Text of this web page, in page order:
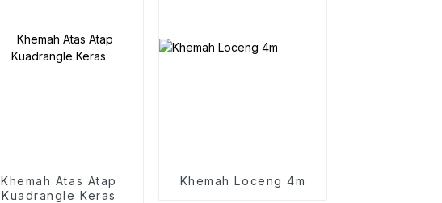
Khemah Atas Atap
Kuadrangle Keras
Khemah Loceng 4m